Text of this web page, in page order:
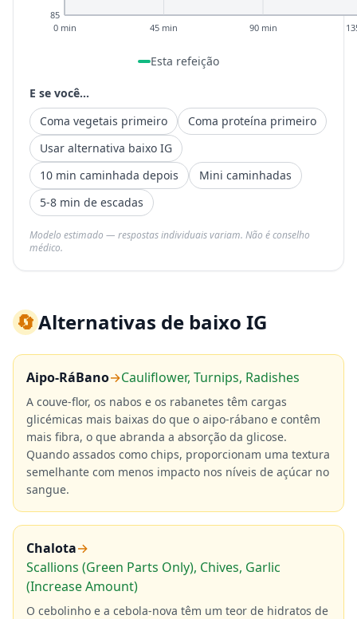
85
0 min 45 min 90 min
Esta refeição
E se você...
Coma vegetais primeiro
Coma proteína primeiro
Usar alternativa baixo IG
10 min caminhada depois
Mini caminhadas
5-8 min de escadas
Modelo estimado — respostas individuais variam. Não é conselho
médico.
🔄Alternativas de baixo IG
Aipo-RáBano→Cauliflower, Turnips, Radishes
A couve-flor, os nabos e os rabanetes têm cargas
glicémicas mais baixas do que o aipo-rábano e contêm
mais fibra, o que abranda a absorção da glicose.
Quando assados como chips, proporcionam uma textura
semelhante com menos impacto nos níveis de açúcar no
sangue.
Chalota→
Scallions (Green Parts Only), Chives, Garlic
(Increase Amount)
O cebolinho e a cebola-nova têm um teor de hidratos de